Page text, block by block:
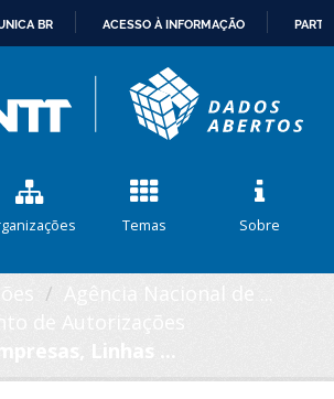
CONTEÚDO
BR ACESSO À INFORMAÇÃO
Temas Sobre